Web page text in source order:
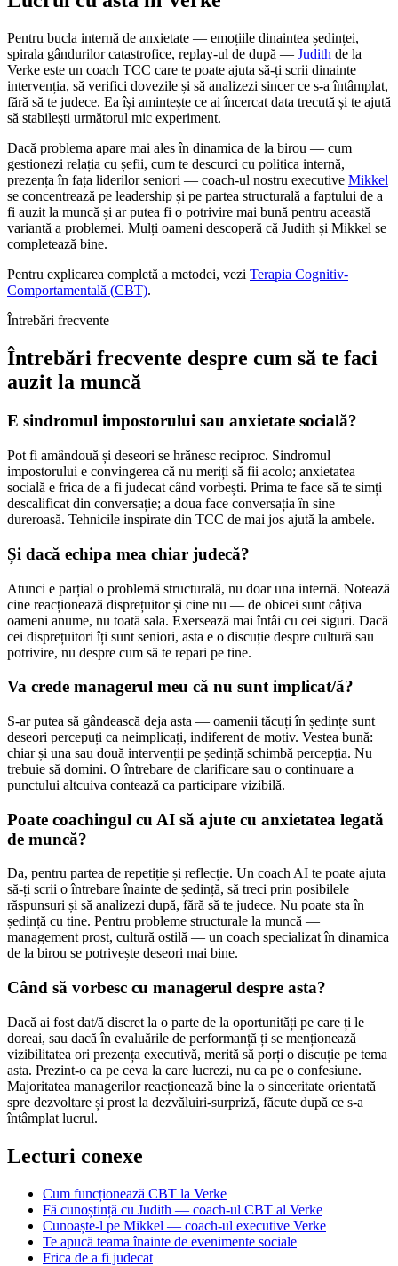
Pentru bucla internă de anxietate — emoțiile dinaintea ședinței,
spirala gândurilor catastrofice, replay-ul de după — Judith de la
Verke este un coach TCC care te poate ajuta să-ți scrii dinainte
intervenția, să verifici dovezile și să analizezi sincer ce s-a întâmplat,
fără să te judece. Ea își amintește ce ai încercat data trecută și te ajută
să stabilești următorul mic experiment.
Dacă problema apare mai ales în dinamica de la birou — cum
gestionezi relația cu șefii, cum te descurci cu politica internă,
prezența în fața liderilor seniori — coach-ul nostru executive Mikkel
se concentrează pe leadership și pe partea structurală a faptului de a
fi auzit la muncă și ar putea fi o potrivire mai bună pentru această
variantă a problemei. Mulți oameni descoperă că Judith și Mikkel se
completează bine.
Pentru explicarea completă a metodei, vezi Terapia Cognitiv-
Comportamentală (CBT).
Întrebări frecvente
Întrebări frecvente despre cum să te faci
auzit la muncă
E sindromul impostorului sau anxietate socială?
Pot fi amândouă și deseori se hrănesc reciproc. Sindromul
impostorului e convingerea că nu meriți să fii acolo; anxietatea
socială e frica de a fi judecat când vorbești. Prima te face să te simți
descalificat din conversație; a doua face conversația în sine
dureroasă. Tehnicile inspirate din TCC de mai jos ajută la ambele.
Și dacă echipa mea chiar judecă?
Atunci e parțial o problemă structurală, nu doar una internă. Notează
cine reacționează disprețuitor și cine nu — de obicei sunt câțiva
oameni anume, nu toată sala. Exersează mai întâi cu cei siguri. Dacă
cei disprețuitori îți sunt seniori, asta e o discuție despre cultură sau
potrivire, nu despre cum să te repari pe tine.
Va crede managerul meu că nu sunt implicat/ă?
S-ar putea să gândească deja asta — oamenii tăcuți în ședințe sunt
deseori percepuți ca neimplicați, indiferent de motiv. Vestea bună:
chiar și una sau două intervenții pe ședință schimbă percepția. Nu
trebuie să domini. O întrebare de clarificare sau o continuare a
punctului altcuiva contează ca participare vizibilă.
Poate coachingul cu AI să ajute cu anxietatea legată
de muncă?
Da, pentru partea de repetiție și reflecție. Un coach AI te poate ajuta
să-ți scrii o întrebare înainte de ședință, să treci prin posibilele
răspunsuri și să analizezi după, fără să te judece. Nu poate sta în
ședință cu tine. Pentru probleme structurale la muncă —
management prost, cultură ostilă — un coach specializat în dinamica
de la birou se potrivește deseori mai bine.
Când să vorbesc cu managerul despre asta?
Dacă ai fost dat/ă discret la o parte de la oportunități pe care ți le
doreai, sau dacă în evaluările de performanță ți se menționează
vizibilitatea ori prezența executivă, merită să porți o discuție pe tema
asta. Prezint-o ca pe ceva la care lucrezi, nu ca pe o confesiune.
Majoritatea managerilor reacționează bine la o sinceritate orientată
spre dezvoltare și prost la dezvăluiri-surpriză, făcute după ce s-a
întâmplat lucrul.
Lecturi conexe
Cum funcționează CBT la Verke
Fă cunoștință cu Judith — coach-ul CBT al Verke
Cunoaște-l pe Mikkel — coach-ul executive Verke
Te apucă teama înainte de evenimente sociale
Frica de a fi judecat